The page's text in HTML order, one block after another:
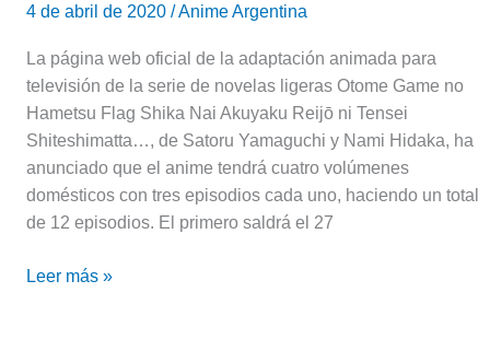
4 de abril de 2020 /Anime Argentina
La página web oficial de la adaptación animada para
televisión de la serie de novelas ligeras Otome Game no
Hametsu Flag Shika Nai Akuyaku Reijō ni Tensei
Shiteshimatta…, de Satoru Yamaguchi y Nami Hidaka, ha
anunciado que el anime tendrá cuatro volúmenes
domésticos con tres episodios cada uno, haciendo un total
de 12 episodios. El primero saldrá el 27
(My
Life
as
a
Villainess:
All
Routes
Lead
Doom!)
Leer más »